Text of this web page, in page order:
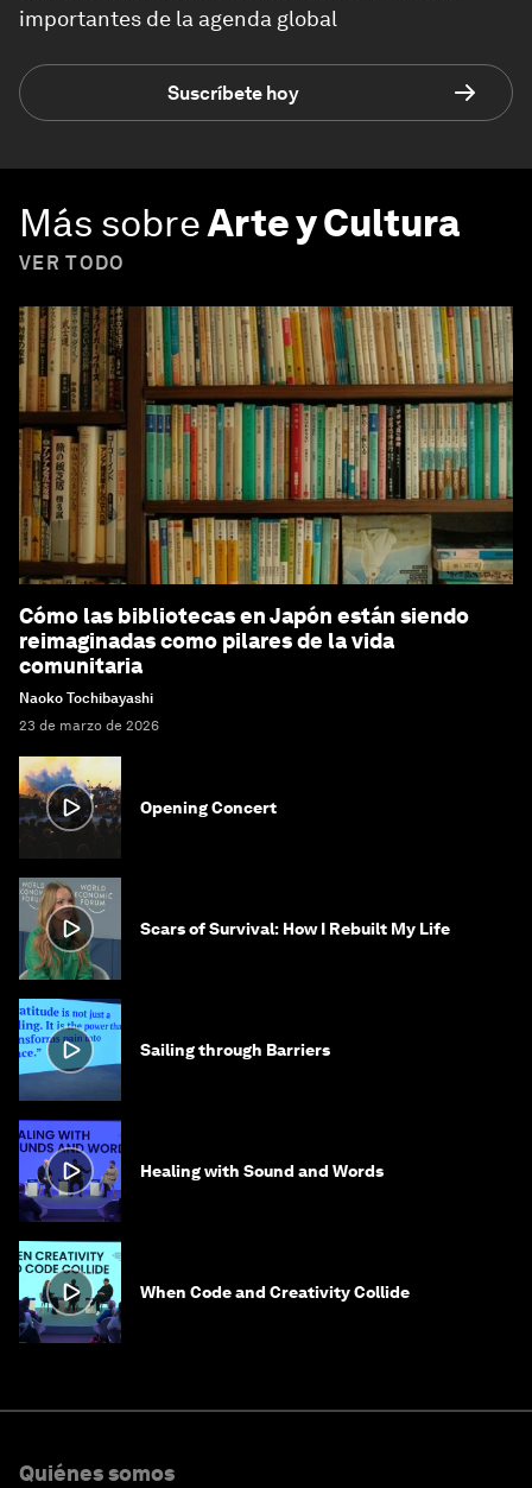
importantes de la agenda global
Suscríbete hoy
Más sobreArte y Cultura
VER TODO
Cómo las bibliotecas en Japón están siendo
reimaginadas como pilares de la vida
comunitaria
Naoko Tochibayashi
23 de marzo de 2026
Opening Concert
Scars of Survival: How I Rebuilt My Life
Sailing through Barriers
Healing with Sound and Words
When Code and Creativity Collide
Quiénes somos